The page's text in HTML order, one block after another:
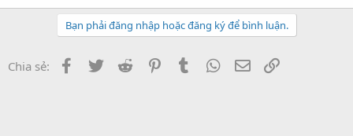
Bạn phải đăng nhập hoặc đăng ký để bình luận.
Chia sẻ: Facebook
Twitter Reddit PinterestTumblr WhatsApp
Email